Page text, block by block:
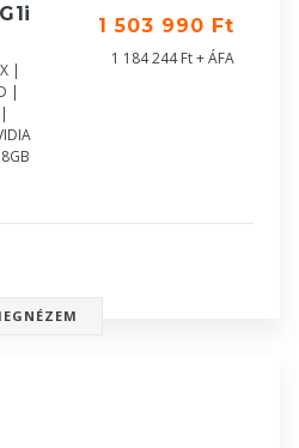
|
|
1 503 990 Ft
1 184 244 Ft + ÁFA